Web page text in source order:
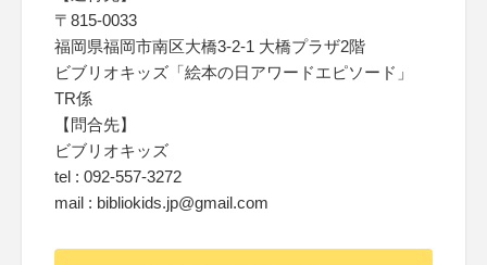
〒815-0033
福岡県福岡市南区大橋3-2-1 大橋プラザ2階
ビブリオキッズ「絵本の日アワードエピソード」
TR係
【問合先】
ビブリオキッズ
tel : 092-557-3272
mail : bibliokids.jp@gmail.com